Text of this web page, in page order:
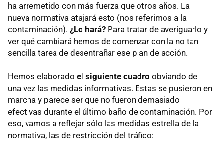
ha arremetido con más fuerza que otros años. La
nueva normativa atajará esto (nos referimos a la
contaminación). ¿Lo hará? Para tratar de averiguarlo y
ver qué cambiará hemos de comenzar con la no tan
sencilla tarea de desentrañar ese plan de acción.
Hemos elaborado el siguiente cuadro obviando de
una vez las medidas informativas. Estas se pusieron en
marcha y parece ser que no fueron demasiado
efectivas durante el último baño de contaminación. Por
eso, vamos a reflejar sólo las medidas estrella de la
normativa, las de restricción del tráfico: